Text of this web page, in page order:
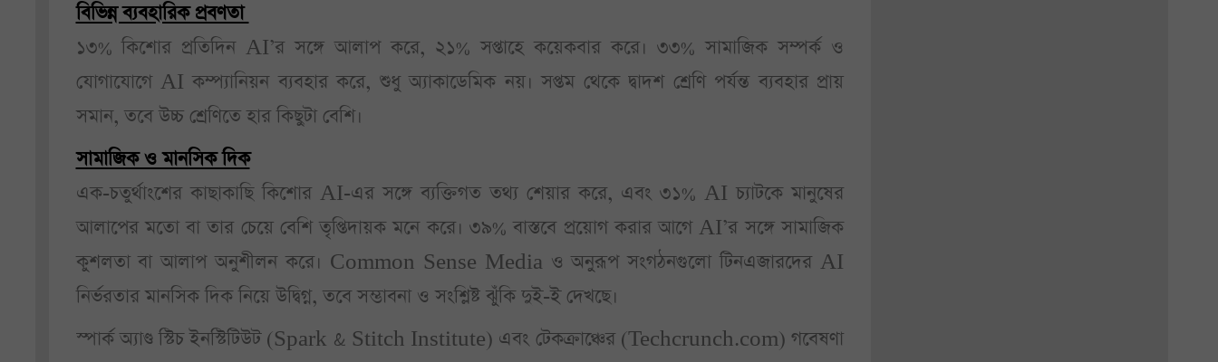
বিভিন্ন ব্যবহারিক প্রবণতা
১৩% কিশোর প্রতিদিন AI’র সঙ্গে আলাপ করে, ২১% সপ্তাহে কয়েকবার করে। ৩৩% সামাজিক সম্পর্ক ও
যোগাযোগে AI কম্প্যানিয়ন ব্যবহার করে, শুধু অ্যাকাডেমিক নয়। সপ্তম থেকে দ্বাদশ শ্রেণি পর্যন্ত ব্যবহার প্রায়
সমান, তবে উচ্চ শ্রেণিতে হার কিছুটা বেশি।
সামাজিক ও মানসিক দিক
এক-চতুর্থাংশের কাছাকাছি কিশোর AI-এর সঙ্গে ব্যক্তিগত তথ্য শেয়ার করে, এবং ৩১% AI চ্যাটকে মানুষের
আলাপের মতো বা তার চেয়ে বেশি তৃপ্তিদায়ক মনে করে। ৩৯% বাস্তবে প্রয়োগ করার আগে AI’র সঙ্গে সামাজিক
কুশলতা বা আলাপ অনুশীলন করে। Common Sense Media ও অনুরূপ সংগঠনগুলো টিনএজারদের AI
নির্ভরতার মানসিক দিক নিয়ে উদ্বিগ্ন, তবে সম্ভাবনা ও সংশ্লিষ্ট ঝুঁকি দুই-ই দেখছে।
স্পার্ক অ্যাণ্ড স্টিচ ইনস্টিটিউট (Spark & Stitch Institute) এবং টেকক্রাঞ্চের (Techcrunch.com) গবেষণা